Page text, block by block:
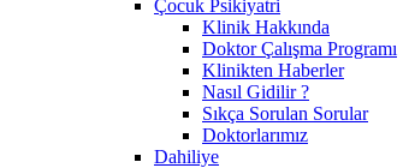
Çocuk Psikiyatri
Klinik Hakkında
Doktor Çalışma Programı
Klinikten Haberler
Nasıl Gidilir ?
Sıkça Sorulan Sorular
Doktorlarımız
Dahiliye